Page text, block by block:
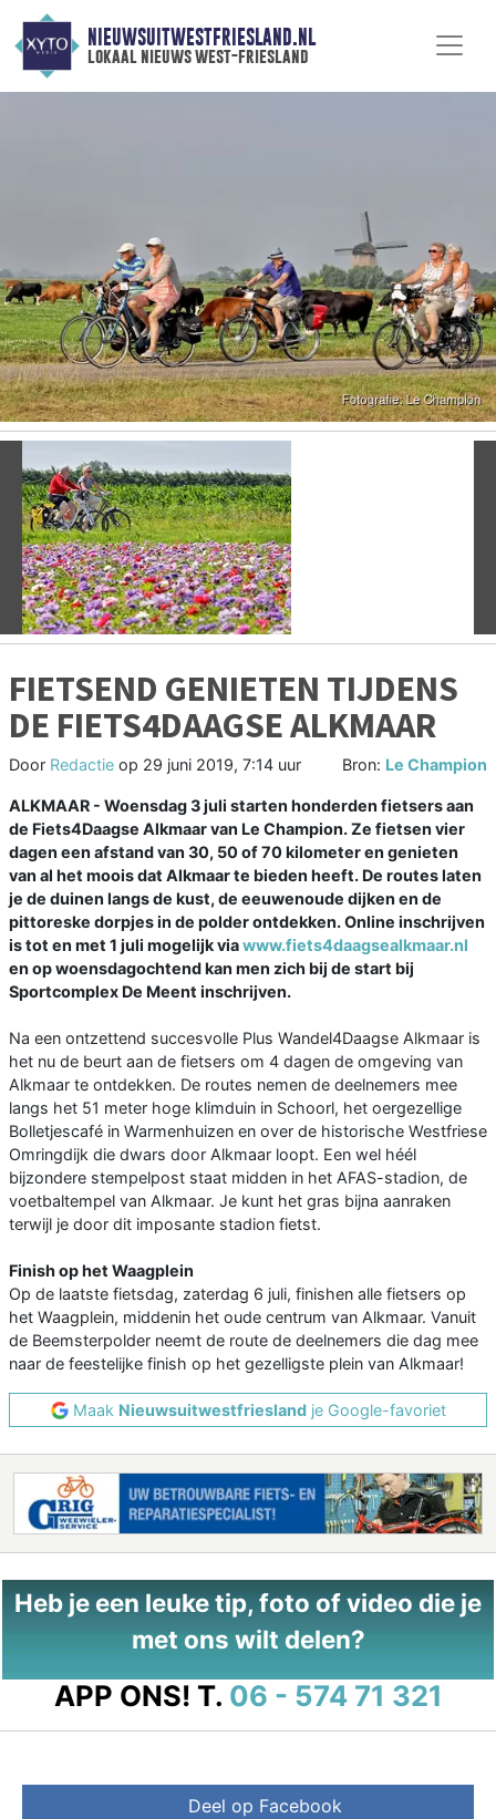
NIEUWSUITWESTFRIESLAND.NL
lokaal nieuws west-friesland
Vorige
FIETSEND GENIETEN TIJDENS
DE FIETS4DAAGSE ALKMAAR
Door Redactie op 29 juni 2019, 7:14 uur Bron: Le Champion
ALKMAAR - Woensdag 3 juli starten honderden fietsers aan
de Fiets4Daagse Alkmaar van Le Champion. Ze fietsen vier
dagen een afstand van 30, 50 of 70 kilometer en genieten
van al het moois dat Alkmaar te bieden heeft. De routes laten
je de duinen langs de kust, de eeuwenoude dijken en de
pittoreske dorpjes in de polder ontdekken. Online inschrijven
is tot en met 1 juli mogelijk viawww.fiets4daagsealkmaar.nl
en op woensdagochtend kan men zich bij de start bij
Sportcomplex De Meent inschrijven.
Na een ontzettend succesvolle Plus Wandel4Daagse Alkmaar is
het nu de beurt aan de fietsers om 4 dagen de omgeving van
Alkmaar te ontdekken. De routes nemen de deelnemers mee
langs het 51 meter hoge klimduin in Schoorl, het oergezellige
Bolletjescafé in Warmenhuizen en over de historische Westfriese
Omringdijk die dwars door Alkmaar loopt. Een wel héél
bijzondere stempelpost staat midden in het AFAS-stadion, de
voetbaltempel van Alkmaar. Je kunt het gras bijna aanraken
terwijl je door dit imposante stadion fietst.
Finish op het Waagplein
Op de laatste fietsdag, zaterdag 6 juli, finishen alle fietsers op
het Waagplein, middenin het oude centrum van Alkmaar. Vanuit
de Beemsterpolder neemt de route de deelnemers die dag mee
naar de feestelijke finish op het gezelligste plein van Alkmaar!
Maak Nieuwsuitwestfrieslandje Google-favoriet
Heb je een leuke tip, foto of video die je
met ons wilt delen?
APP ONS! T. 06 - 574 71 321
Deel op Facebook